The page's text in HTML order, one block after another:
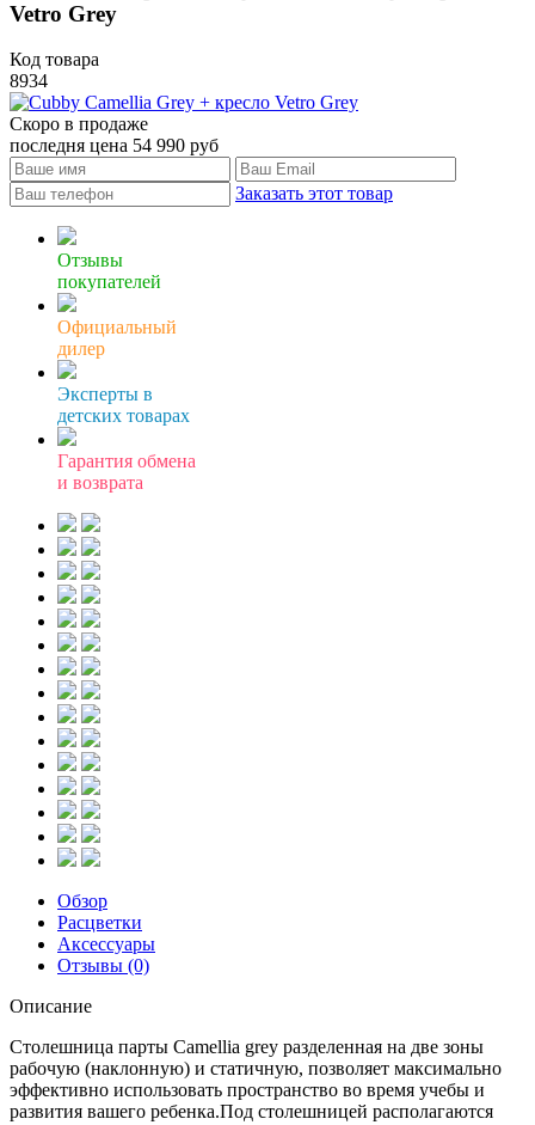
Vetro Grey
Код товара
8934
Скоро в продаже
последня цена 54 990 руб
Заказать этот товар
Отзывы
покупателей
Официальный
дилер
Эксперты в
детских товарах
Гарантия обмена
и возврата
Обзор
Расцветки
Аксессуары
Отзывы (0)
Описание
Столешница парты Camellia grey разделенная на две зоны
рабочую (наклонную) и статичную, позволяет максимально
эффективно использовать пространство во время учебы и
развития вашего ребенка.Под столешницей располагаются